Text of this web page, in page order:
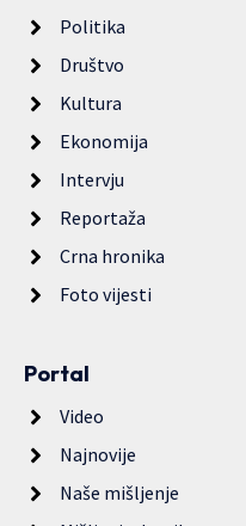
Politika
Društvo
Kultura
Ekonomija
Intervju
Reportaža
Crna hronika
Foto vijesti
Portal
Video
Najnovije
Naše mišljenje